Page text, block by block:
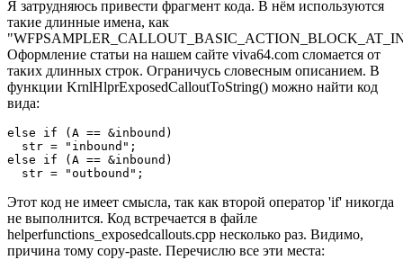
Я затрудняюсь привести фрагмент кода. В нём используются
такие длинные имена, как
Оформление статьи на нашем сайте viva64.com сломается от
таких длинных строк. Ограничусь словесным описанием. В
функции KrnlHlprExposedCalloutToString() можно найти код
вида:
else if (A == &inbound)
  str = "inbound";
else if (A == &inbound)
  str = "outbound";
Этот код не имеет смысла, так как второй оператор 'if' никогда
не выполнится. Код встречается в файле
helperfunctions_exposedcallouts.cpp несколько раз. Видимо,
причина тому copy-paste. Перечислю все эти места: